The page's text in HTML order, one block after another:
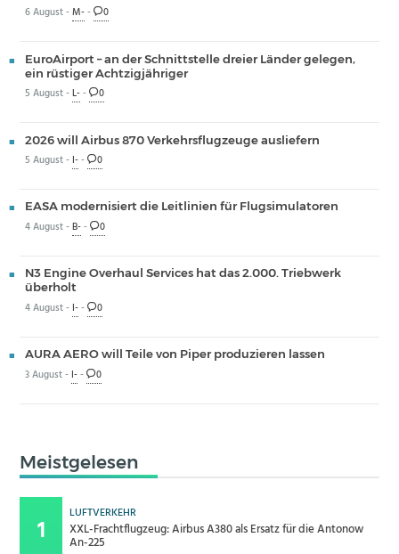
6 August -M-- 0
EuroAirport – an der Schnittstelle dreier Länder gelegen,
ein rüstiger Achtzigjähriger
5 August -L-- 0
2026 will Airbus 870 Verkehrsflugzeuge ausliefern
5 August - I-- 0
EASA modernisiert die Leitlinien für Flugsimulatoren
4 August -B-- 0
N3 Engine Overhaul Services hat das 2.000. Triebwerk
überholt
4 August - I-- 0
AURA AERO will Teile von Piper produzieren lassen
3 August - I-- 0
Meistgelesen
LUFTVERKEHR
XXL-Frachtflugzeug: Airbus A380 als Ersatz für die Antonow
An-225